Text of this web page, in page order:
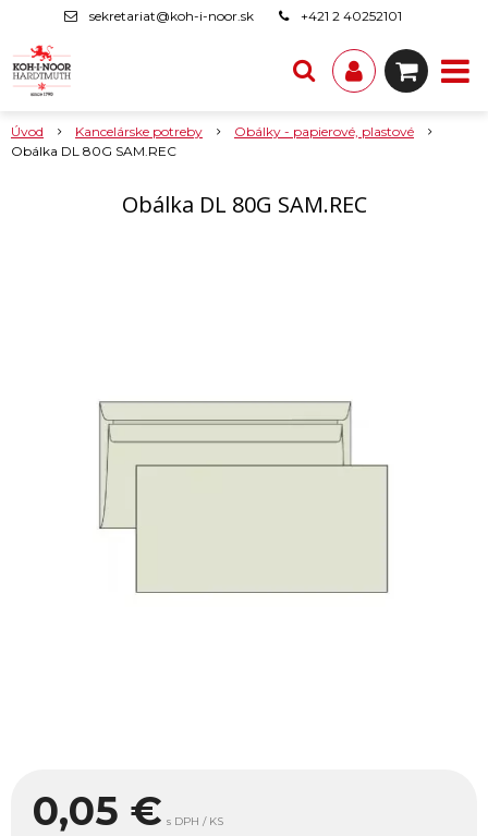
sekretariat@koh-i-noor.sk +421 2 40252101
Úvod Kancelárske potreby
Obálky - papierové, plastové
Obálka DL 80G SAM.REC
Obálka DL 80G SAM.REC
0,05 € s DPH / KS